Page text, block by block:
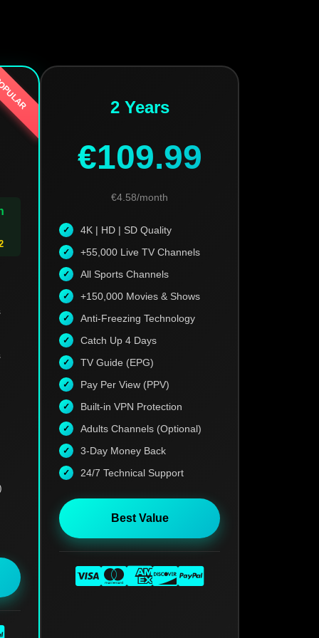
2 Years
€109.99
€4.58/month
4K | HD | SD Quality
+55,000 Live TV Channels
All Sports Channels
+150,000 Movies & Shows
Anti-Freezing Technology
Catch Up 4 Days
TV Guide (EPG)
Pay Per View (PPV)
Built-in VPN Protection
Adults Channels (Optional)
3-Day Money Back
24/7 Technical Support
Best Value